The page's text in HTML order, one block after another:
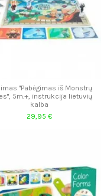
"Pabėgimas iš Monstrų
5m.+, instrukcija lietuvių
kalba
29,95 €